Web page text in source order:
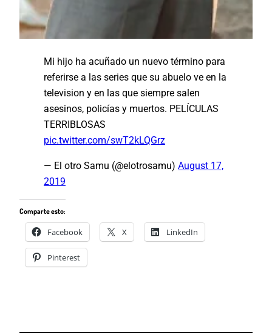
Mi hijo ha acuñado un nuevo término para
referirse a las series que su abuelo ve en la
television y en las que siempre salen
asesinos, policías y muertos. PELÍCULAS
TERRIBLOSAS
pic.twitter.com/swT2kLQGrz
— El otro Samu (@elotrosamu) August 17,
2019
Comparte esto:
Facebook X LinkedIn
Pinterest